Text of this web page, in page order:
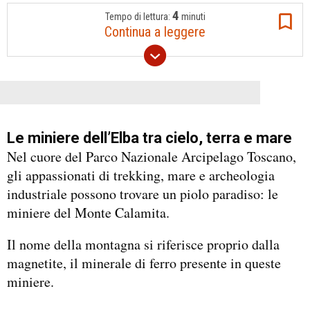
Tempo di lettura: 4 minuti
Continua a leggere
Le miniere dell’Elba tra cielo, terra e mare
Nel cuore del Parco Nazionale Arcipelago Toscano,
gli appassionati di trekking, mare e archeologia
industriale possono trovare un piolo paradiso: le
miniere del Monte Calamita.
Il nome della montagna si riferisce proprio dalla
magnetite, il minerale di ferro presente in queste
miniere.